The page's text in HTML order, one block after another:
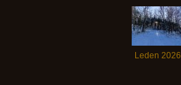
Leden 2026